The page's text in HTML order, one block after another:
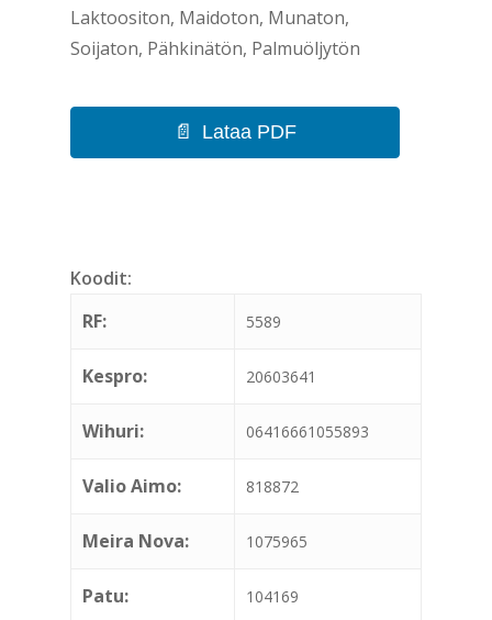
Laktoositon, Maidoton, Munaton,
Soijaton, Pähkinätön, Palmuöljytön
Lataa PDF
Koodit:
RF:
5589
Kespro: 20603641
Wihuri: 06416661055893
Valio Aimo: 818872
Meira Nova: 1075965
Patu: 104169